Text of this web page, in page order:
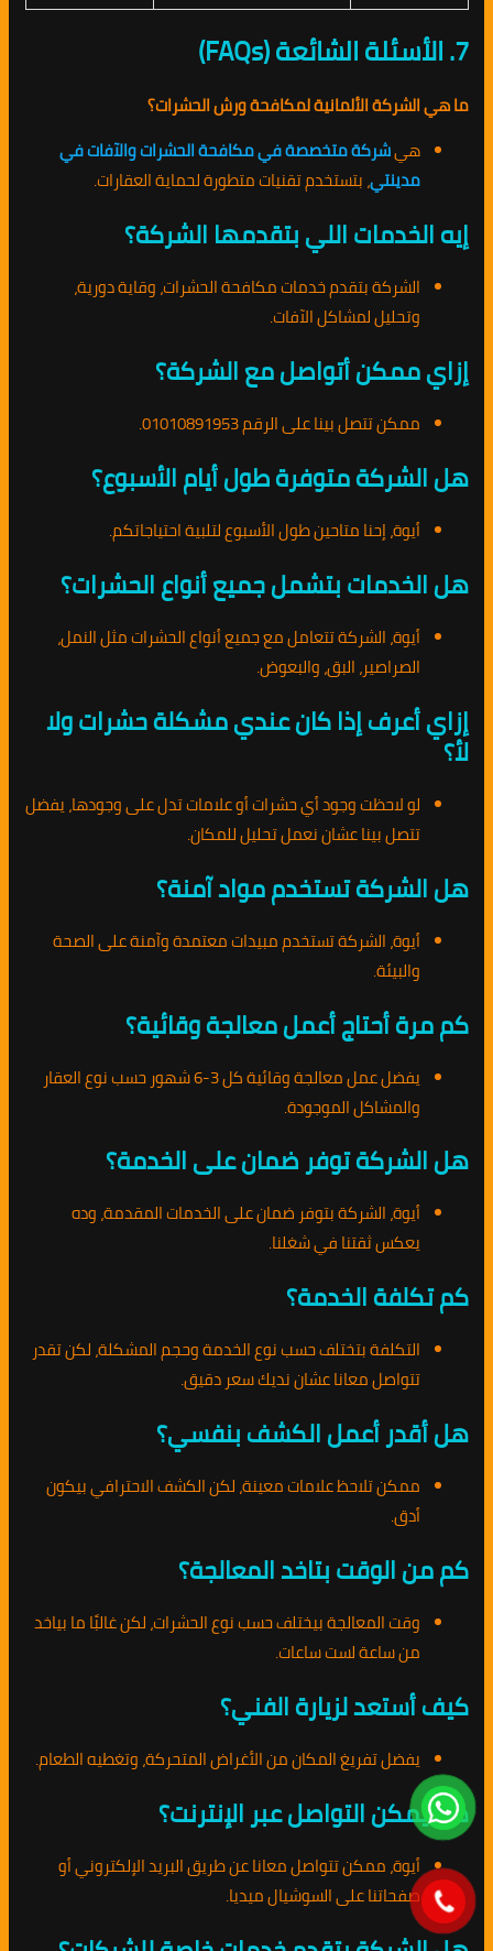
7. الأسئلة الشائعة (FAQs)
ما هي الشركة الألمانية لمكافحة ورش الحشرات؟
هيشركة متخصصة في مكافحة الحشرات والآفات في
مدينتي، بتستخدم تقنيات متطورة لحماية العقارات.
إيه الخدمات اللي بتقدمها الشركة؟
الشركة بتقدم خدمات مكافحة الحشرات، وقاية دورية،
وتحليل لمشاكل الآفات.
إزاي ممكن أتواصل مع الشركة؟
ممكن تتصل بينا على الرقم 01010891953.
هل الشركة متوفرة طول أيام الأسبوع؟
أيوة، إحنا متاحين طول الأسبوع لتلبية احتياجاتكم.
هل الخدمات بتشمل جميع أنواع الحشرات؟
أيوة، الشركة تتعامل مع جميع أنواع الحشرات مثل النمل،
الصراصير، البق، والبعوض.
إزاي أعرف إذا كان عندي مشكلة حشرات ولا
لأ؟
لو لاحظت وجود أي حشرات أو علامات تدل على وجودها، يفضل
تتصل بينا عشان نعمل تحليل للمكان.
هل الشركة تستخدم مواد آمنة؟
أيوة، الشركة تستخدم مبيدات معتمدة وآمنة على الصحة
والبيئة.
كم مرة أحتاج أعمل معالجة وقائية؟
يفضل عمل معالجة وقائية كل 3-6 شهور حسب نوع العقار
والمشاكل الموجودة.
هل الشركة توفر ضمان على الخدمة؟
أيوة، الشركة بتوفر ضمان على الخدمات المقدمة، وده
يعكس ثقتنا في شغلنا.
كم تكلفة الخدمة؟
التكلفة بتختلف حسب نوع الخدمة وحجم المشكلة، لكن تقدر
تتواصل معانا عشان نديك سعر دقيق.
هل أقدر أعمل الكشف بنفسي؟
ممكن تلاحظ علامات معينة، لكن الكشف الاحترافي بيكون
أدق.
كم من الوقت بتاخد المعالجة؟
وقت المعالجة بيختلف حسب نوع الحشرات، لكن غالبًا ما بياخد
من ساعة لست ساعات.
كيف أستعد لزيارة الفني؟
يفضل تفريغ المكان من الأغراض المتحركة، وتغطيه الطعام.
هل يمكن التواصل عبر الإنترنت؟
أيوة، ممكن تتواصل معانا عن طريق البريد الإلكتروني أو
صفحاتنا على السوشيال ميديا.